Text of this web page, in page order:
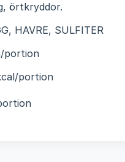
örtkryddor.
HAVRE, SULFITER
portion
portion